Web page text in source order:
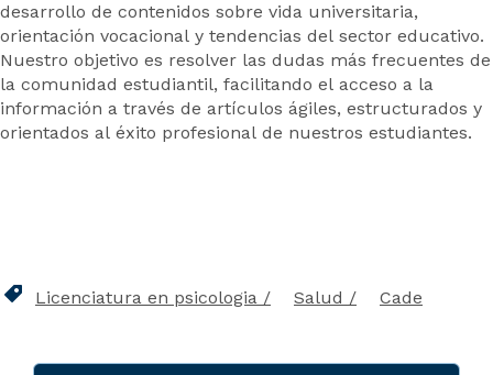
desarrollo de contenidos sobre vida universitaria,
orientación vocacional y tendencias del sector educativo.
Nuestro objetivo es resolver las dudas más frecuentes de
la comunidad estudiantil, facilitando el acceso a la
información a través de artículos ágiles, estructurados y
orientados al éxito profesional de nuestros estudiantes.
Licenciatura en psicologia Salud Cade